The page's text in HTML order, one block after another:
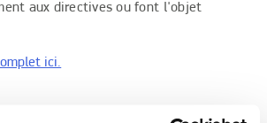
aux directives ou font l'objet
ici.